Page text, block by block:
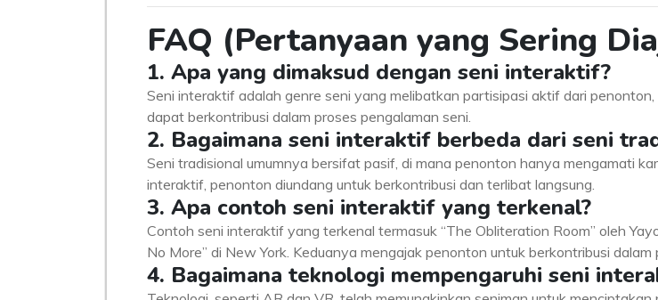
FAQ (Pertanyaan yang Sering
1. Apa yang dimaksud dengan seni interaktif?
Seni interaktif adalah genre seni yang melibatkan partisipasi aktif dari penonton,
dapat berkontribusi dalam proses pengalaman seni.
2. Bagaimana seni interaktif berbeda dari seni
Seni tradisional umumnya bersifat pasif, di mana penonton hanya mengamati
interaktif, penonton diundang untuk berkontribusi dan terlibat langsung.
3. Apa contoh seni interaktif yang terkenal?
Contoh seni interaktif yang terkenal termasuk “The Obliteration Room” oleh
No More” di New York. Keduanya mengajak penonton untuk berkontribusi dalam
4. Bagaimana teknologi mempengaruhi seni